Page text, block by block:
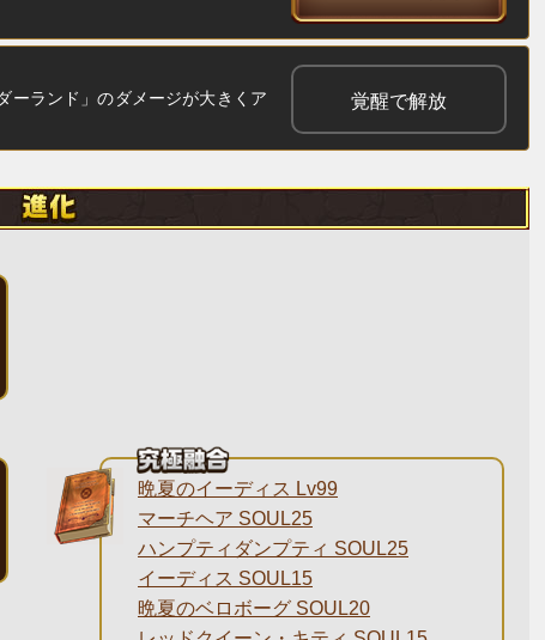
ーランド」のダメージが大きくア
覚醒で解放
晩夏のイーディス Lv99
マーチヘア SOUL25
ハンプティダンプティ SOUL25
イーディス SOUL15
晩夏のベロボーグ SOUL20